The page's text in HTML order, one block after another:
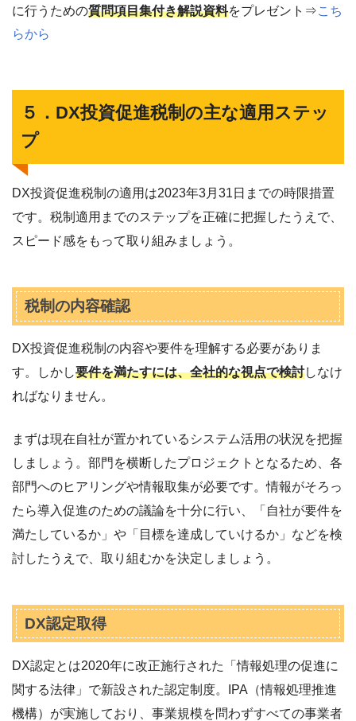
に行うための質問項目集付き解説資料をプレゼント⇒こち
らから
５．DX投資促進税制の主な適用ステッ
プ
DX投資促進税制の適用は2023年3月31日までの時限措置
です。税制適用までのステップを正確に把握したうえで、
スピード感をもって取り組みましょう。
税制の内容確認
DX投資促進税制の内容や要件を理解する必要がありま
す。しかし要件を満たすには、全社的な視点で検討しなけ
ればなりません。
まずは現在自社が置かれているシステム活用の状況を把握
しましょう。部門を横断したプロジェクトとなるため、各
部門へのヒアリングや情報取集が必要です。情報がそろっ
たら導入促進のための議論を十分に行い、「自社が要件を
満たしているか」や「目標を達成していけるか」などを検
討したうえで、取り組むかを決定しましょう。
DX認定取得
DX認定とは2020年に改正施行された「情報処理の促進に
関する法律」で新設された認定制度。IPA（情報処理推進
機構）が実施しており、事業規模を問わずすべての事業者